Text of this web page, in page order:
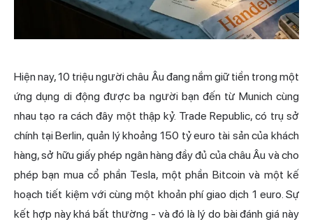
Hiện nay, 10 triệu người châu Âu đang nắm giữ tiền trong một
ứng dụng di động được ba người bạn đến từ Munich cùng
nhau tạo ra cách đây một thập kỷ. Trade Republic, có trụ sở
chính tại Berlin, quản lý khoảng 150 tỷ euro tài sản của khách
hàng, sở hữu giấy phép ngân hàng đầy đủ của châu Âu và cho
phép bạn mua cổ phần Tesla, một phần Bitcoin và một kế
hoạch tiết kiệm với cùng một khoản phí giao dịch 1 euro. Sự
kết hợp này khá bất thường - và đó là lý do bài đánh giá này